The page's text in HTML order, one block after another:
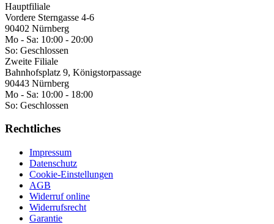
Hauptfiliale
Vordere Sterngasse 4-6
90402 Nürnberg
Mo - Sa: 10:00 - 20:00
So: Geschlossen
Zweite Filiale
Bahnhofsplatz 9, Königstorpassage
90443 Nürnberg
Mo - Sa: 10:00 - 18:00
So: Geschlossen
Rechtliches
Impressum
Datenschutz
Cookie-Einstellungen
AGB
Widerruf online
Widerrufsrecht
Garantie